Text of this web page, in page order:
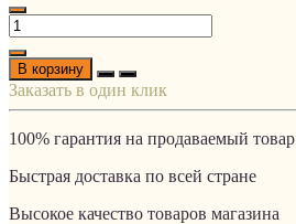
В корзину
Заказать в один клик
100% гарантия на продаваемый товар
Быстрая доставка по всей стране
Высокое качество товаров магазина